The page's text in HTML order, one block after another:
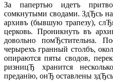
За папертью идетъ
сомкнутыми сводами. ЗдЂсь
архивъ (бывшую трапезу),
церковь. Проникнуть въ
довольно помЂстительна.
черырехъ гранный столбъ,
опираются пяты сводов,
ризницЂ хранится
преданiю, онЂ оставлены